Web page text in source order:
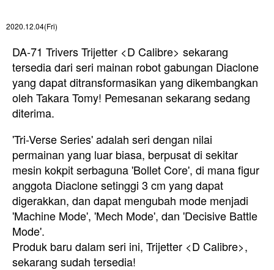
2020.12.04(Fri)
DA-71 Trivers Trijetter <D Calibre> sekarang
tersedia dari seri mainan robot gabungan Diaclone
yang dapat ditransformasikan yang dikembangkan
oleh Takara Tomy! Pemesanan sekarang sedang
diterima.
'Tri-Verse Series' adalah seri dengan nilai
permainan yang luar biasa, berpusat di sekitar
mesin kokpit serbaguna 'Bollet Core', di mana figur
anggota Diaclone setinggi 3 cm yang dapat
digerakkan, dan dapat mengubah mode menjadi
'Machine Mode', 'Mech Mode', dan 'Decisive Battle
Mode'.
Produk baru dalam seri ini, Trijetter <D Calibre>,
sekarang sudah tersedia!